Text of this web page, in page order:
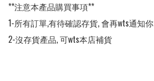
**注意本產品購買事項**
1-所有訂單,有待確認存貨, 會再wts通知你
2-沒存貨產品, 可wts本店補貨